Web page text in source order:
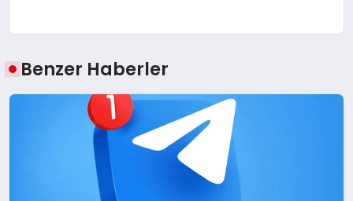
Benzer Haberler